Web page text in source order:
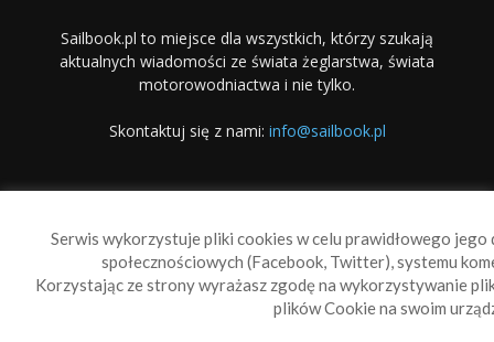
Sailbook.pl to miejsce dla wszystkich, którzy szukają
aktualnych wiadomości ze świata żeglarstwa, świata
motorowodniactwa i nie tylko.
Skontaktuj się z nami: info@sailbook.pl
Serwis wykorzystuje pliki cookies w celu prawidłowego
społecznościowych (Facebook, Twitter), systemu
Korzystając ze strony wyrażasz zgodę na wykorzystywanie
plików Cookie na swoim